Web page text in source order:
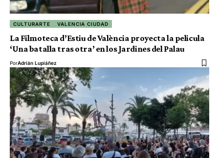
CULTURARTE VALENCIA CIUDAD
La Filmoteca d’Estiu de València proyecta la pelicula
‘Una batalla tras otra’ en los Jardines del Palau
PorAdrián Lupiáñez